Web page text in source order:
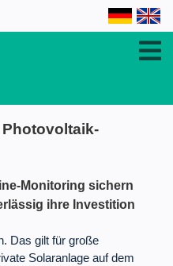
Monitoring sichern
ihre Investition
Das gilt für große
Solaranlage auf dem